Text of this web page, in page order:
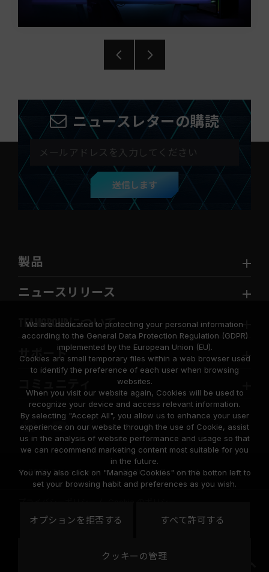
ニュースレターの購読
送信します
製品
ニュースリリース
TEAMGROUPについて
サポート
© 2026 Team Group Inc. All Rights Reserved.
地域
United
We are dedicated to protecting your personal information
according to the General Data Protection Regulation (GDPR)
implemented by the European Union (EU).
Cookies are small temporary files within a web browser used
to identify the preference of each user when browsing
websites.
When you visit our website again, Cookies will be used to
recognize your device and access relevant information.
By selecting "Accept All", you allow us to enhance your user
experience on our website through the use of Cookie, assist
us in the analysis of website performance and usage so that
we can recommend marketing content most suitable for you
in the future.
You may also click on "Manage Cookies" on the botton left to
set your browsing habit and preferences as you wish.
オプションを拒否する すべて許可する
クッキーの管理